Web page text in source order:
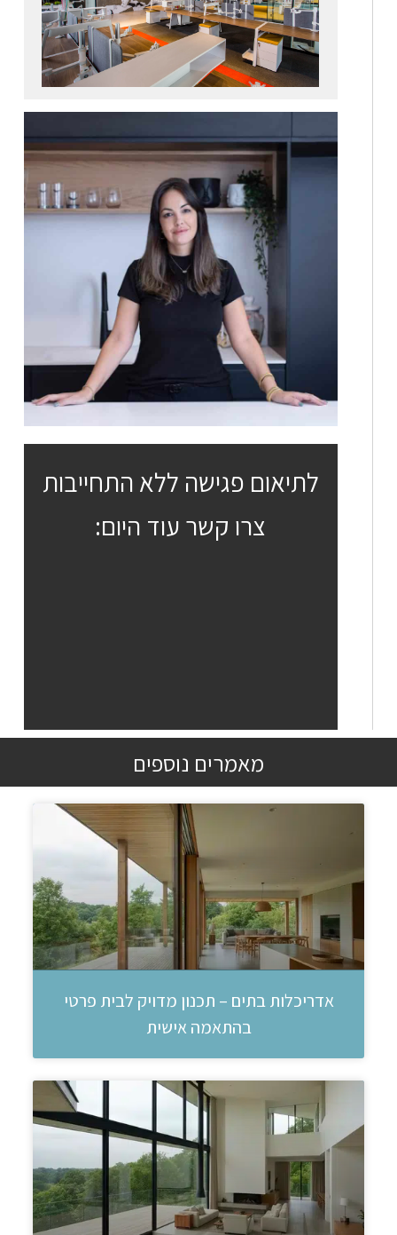
לתיאום פגישה ללא התחייבות
צרו קשר עוד היום:
מאמרים נוספים
אדריכלות בתים – תכנון מדויק לבית פרטי
בהתאמה אישית